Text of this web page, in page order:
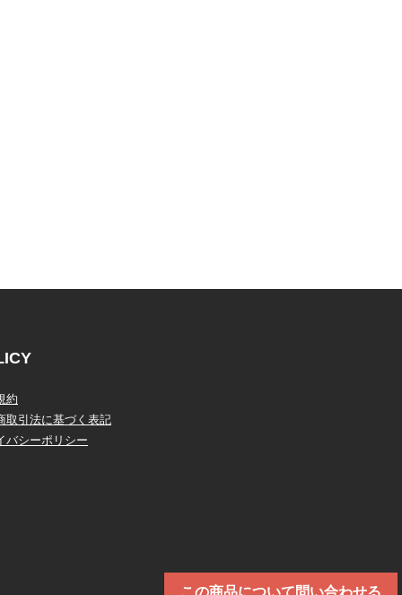
この商品について問い合わせる
約
取引法に基づく表記
バシーポリシー